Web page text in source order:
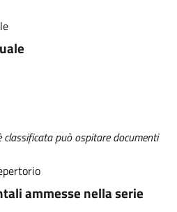
classificata può ospitare documenti
ammesse nella serie